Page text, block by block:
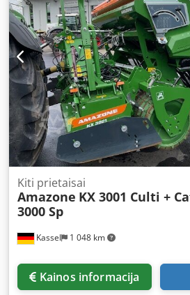
Kassel 1 048 km
Kiti prietaisai
Amazone KX 3001 Culti +
3000 Sp
Kainos informacija